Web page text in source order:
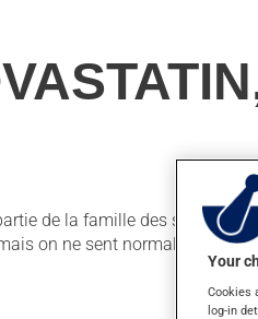
de la famille des statines.
on ne sent normalement pas
Your
Cookies
log-in